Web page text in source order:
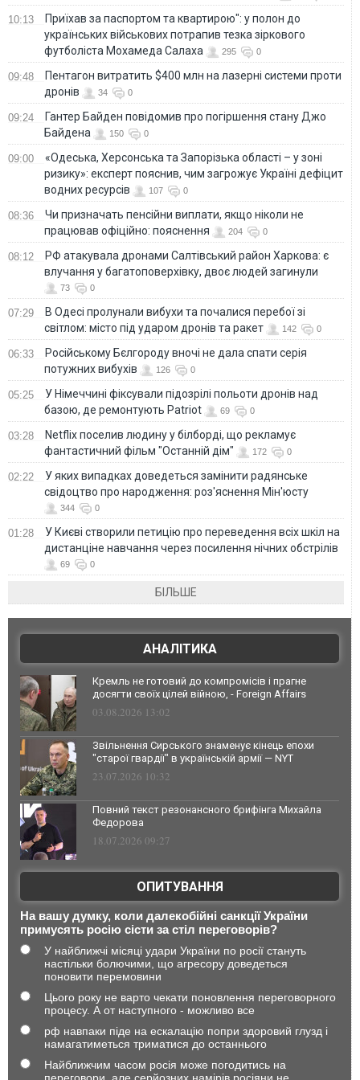
10:13
Приїхав за паспортом та квартирою": у полон до
українських військових потрапив тезка зіркового
футболіста Мохамеда Салаха
295 0
09:48
Пентагон витратить $400 млн на лазерні системи проти
дронів
34 0
09:24
Гантер Байден повідомив про погіршення стану Джо
Байдена
150 0
09:00
«Одеська, Херсонська та Запорізька області – у зоні
ризику»: експерт пояснив, чим загрожує Україні дефіцит
водних ресурсів
107 0
08:36
Чи призначать пенсійни виплати, якщо ніколи не
працював офіційно: пояснення
204 0
08:12
РФ атакувала дронами Салтівський район Харкова: є
влучання у багатоповерхівку, двоє людей загинули
73 0
07:29
В Одесі пролунали вибухи та почалися перебої зі
світлом: місто під ударом дронів та ракет
142 0
06:33
Російському Бєлгороду вночі не дала спати серія
потужних вибухів
126 0
05:25
У Німеччині фіксували підозрілі польоти дронів над
базою, де ремонтують Patriot
69 0
03:28
Netflix поселив людину у білборді, що рекламує
фантастичний фільм "Останній дім"
172 0
02:22
У яких випадках доведеться замінити радянське
свідоцтво про народження: роз'яснення Мін'юсту
344 0
01:28
У Києві створили петицію про переведення всіх шкіл на
дистанціне навчання через посилення нічних обстрілів
69 0
БІЛЬШЕ
АНАЛІТИКА
Кремль не готовий до компромісів і прагне
досягти своїх цілей війною, - Foreign Affairs
03.08.2026 13:02
Звільнення Сирського знаменує кінець епохи
"старої гвардії" в українській армії — NYT
23.07.2026 10:32
Повний текст резонансного брифінга Михайла
Федорова
18.07.2026 09:27
ОПИТУВАННЯ
На вашу думку, коли далекобійні санкції України
примусять росію сісти за стіл переговорів?
У найближчі місяці удари України по росії стануть
настільки болючими, що агресору доведеться
поновити перемовини
Цього року не варто чекати поновлення переговорного
процесу. А от наступного - можливо все
рф навпаки піде на ескалацію попри здоровий глузд і
намагатиметься триматися до останнього
Найближчим часом росія може погодитись на